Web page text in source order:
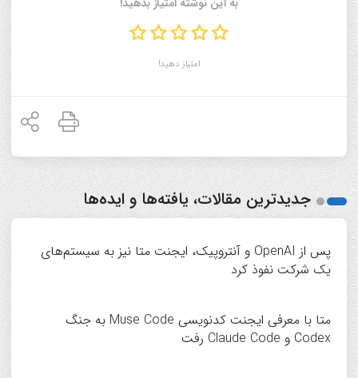
امتیاز دهید!
جدیدترین مقالات، یافته‌ها و ایده‌ها
پس از OpenAI و آنتروپیک، ایجنت متا نیز به سیستم‌های
یک شرکت نفوذ کرد
متا با معرفی ایجنت کدنویسی Muse Code به جنگ
Codex و Claude Code رفت